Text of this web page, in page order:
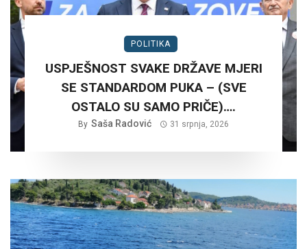
POLITIKA
USPJEŠNOST SVAKE DRŽAVE MJERI
SE STANDARDOM PUKA – (SVE
OSTALO SU SAMO PRIČE)….
By Saša Radović 31 srpnja, 2026